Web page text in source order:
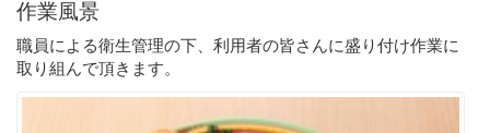
作業風景
職員による衛生管理の下、利用者の皆さんに盛り付け作業に
取り組んで頂きます。